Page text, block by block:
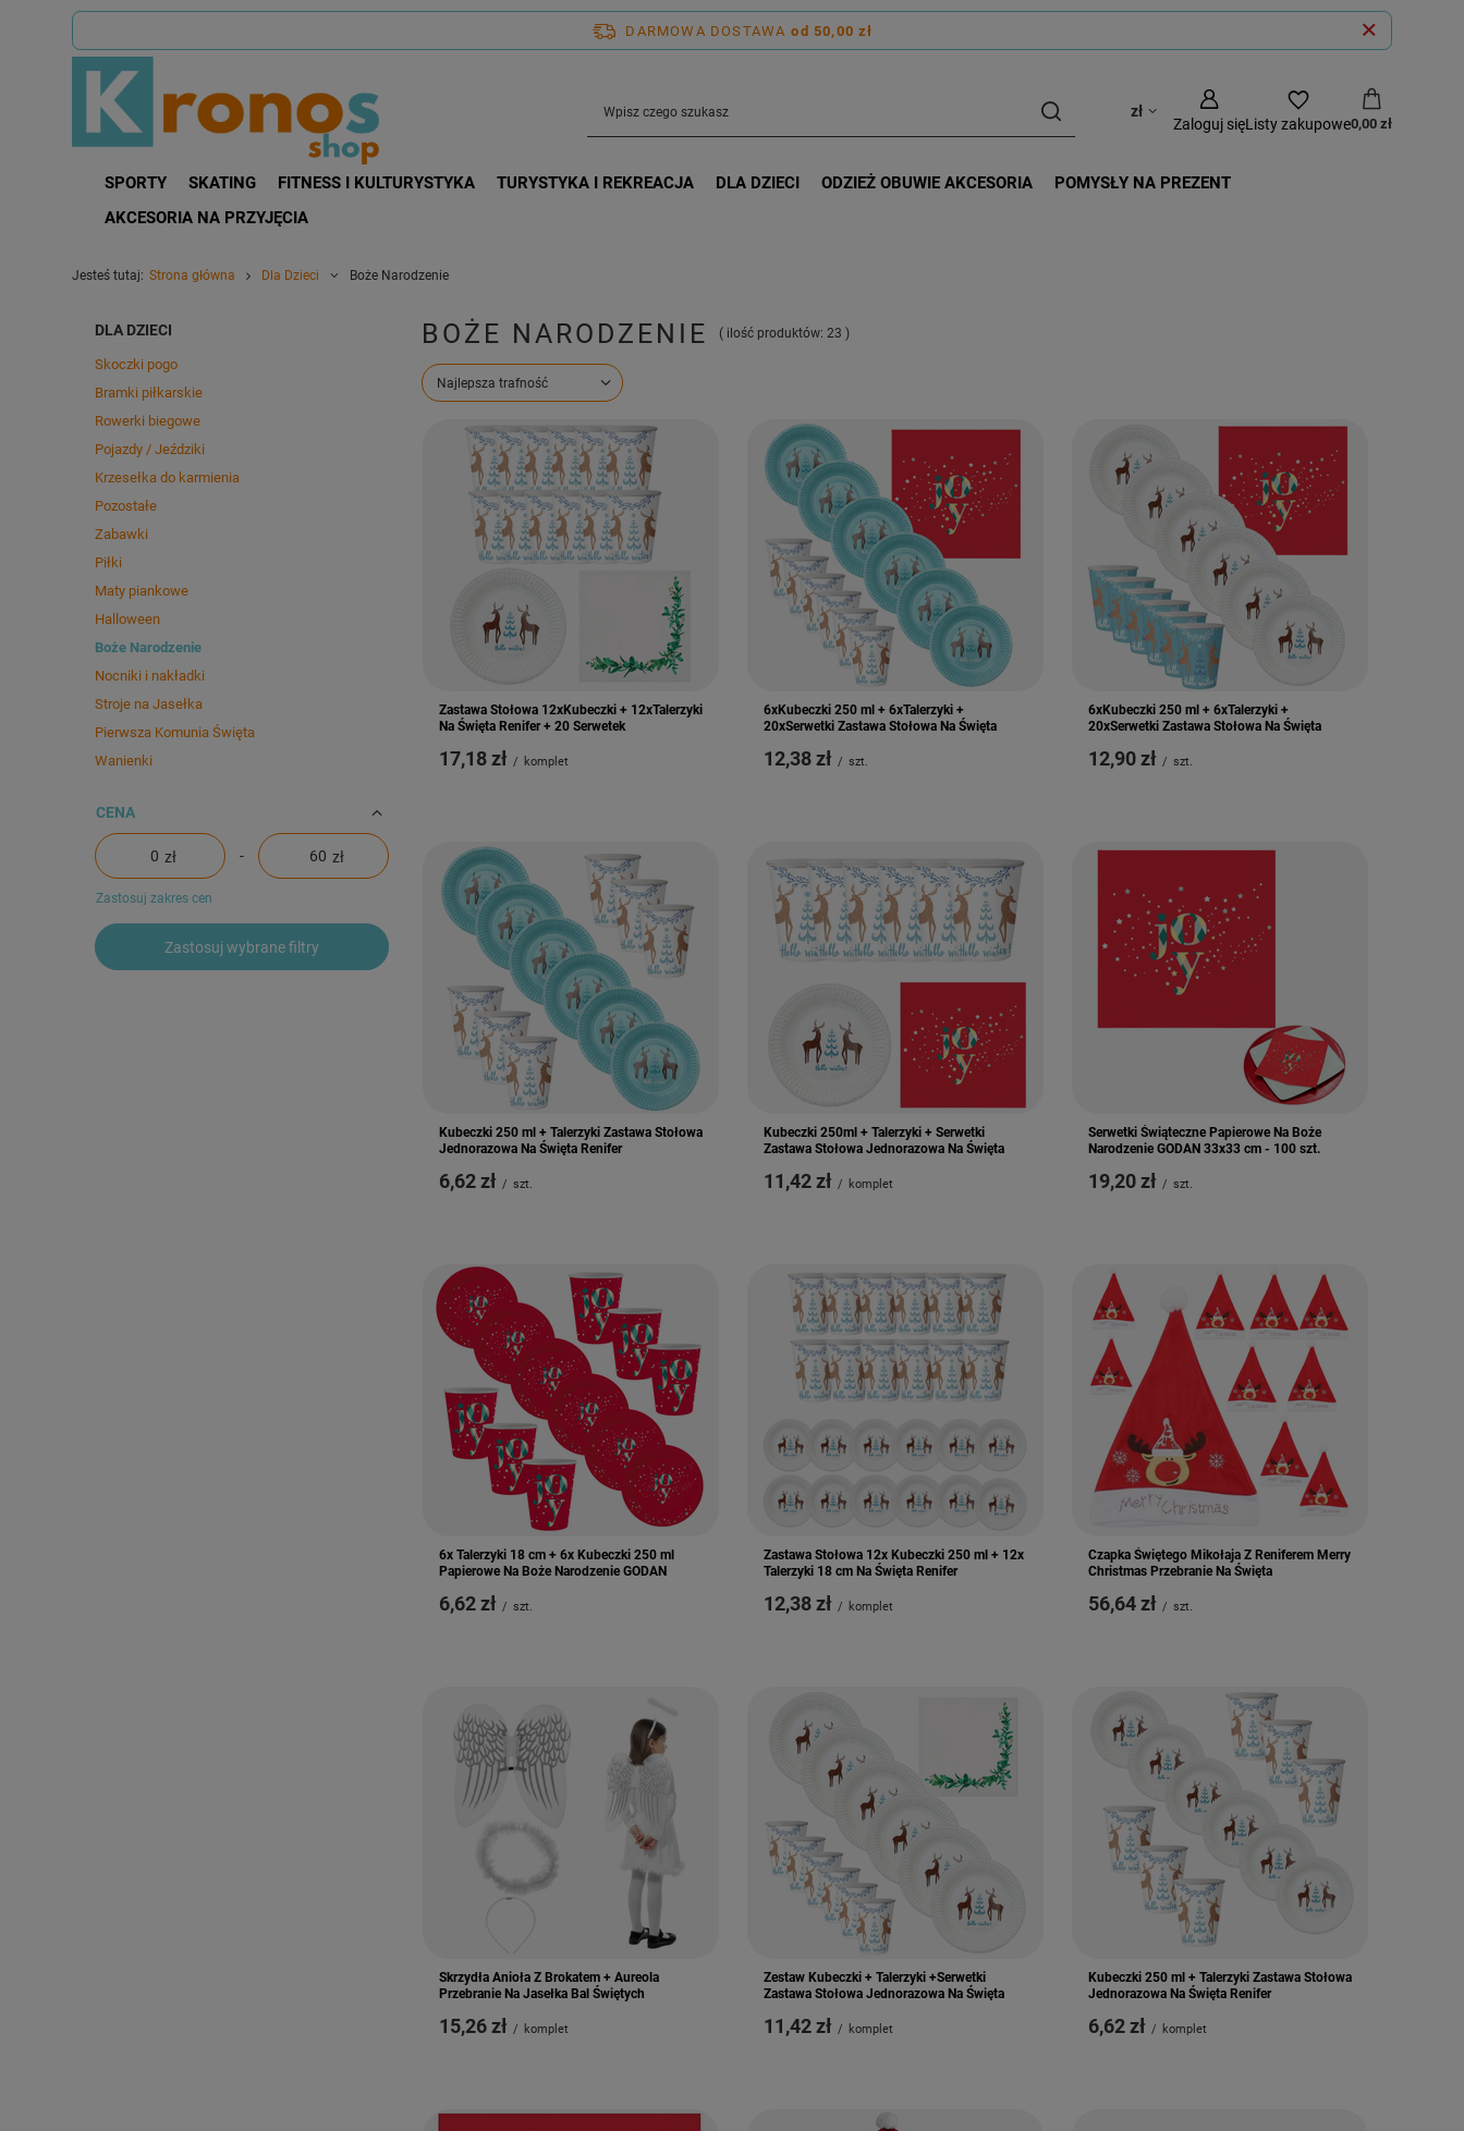
DARMOWA DOSTAWA od 50,00 zł
zł
Zaloguj sięListy zakupowe0,00 zł
SPORTY SKATING FITNESS I KULTURYSTYKA TURYSTYKA I REKREACJA DLA DZIECI ODZIEŻ OBUWIE AKCESORIA
POMYSŁY NA PREZENT
AKCESORIA NA PRZYJĘCIA
Jesteś tutaj: Strona główna Dla Dzieci Boże Narodzenie
DLA DZIECI
Skoczki pogo
Bramki piłkarskie
Rowerki biegowe
Pojazdy / Jeździki
Krzesełka do karmienia
Pozostałe
Zabawki
Piłki
Maty piankowe
Halloween
Boże Narodzenie
Nocniki i nakładki
Stroje na Jasełka
Pierwsza Komunia Święta
Wanienki
CENA
zł - zł
Zastosuj zakres cen
Zastosuj wybrane filtry
BOŻE NARODZENIE ( ilość produktów: 23 )
Zmień sortowanie
Najlepsza trafność
Zastawa Stołowa 12xKubeczki + 12xTalerzyki
Na Święta Renifer + 20 Serwetek
17,18 zł / komplet
6xKubeczki 250 ml + 6xTalerzyki +
20xSerwetki Zastawa Stołowa Na Święta
12,38 zł / szt.
6xKubeczki 250 ml + 6xTalerzyki +
20xSerwetki Zastawa Stołowa Na Święta
12,90 zł / szt.
Kubeczki 250 ml + Talerzyki Zastawa Stołowa
Jednorazowa Na Święta Renifer
6,62 zł / szt.
Kubeczki 250ml + Talerzyki + Serwetki
Zastawa Stołowa Jednorazowa Na Święta
11,42 zł / komplet
Serwetki Świąteczne Papierowe Na Boże
Narodzenie GODAN 33x33 cm - 100 szt.
19,20 zł / szt.
6x Talerzyki 18 cm + 6x Kubeczki 250 ml
Papierowe Na Boże Narodzenie GODAN
6,62 zł / szt.
Zastawa Stołowa 12x Kubeczki 250 ml + 12x
Talerzyki 18 cm Na Święta Renifer
12,38 zł / komplet
Czapka Świętego Mikołaja Z Reniferem Merry
Christmas Przebranie Na Święta
56,64 zł / szt.
Skrzydła Anioła Z Brokatem + Aureola
Przebranie Na Jasełka Bal Świętych
15,26 zł / komplet
Zestaw Kubeczki + Talerzyki +Serwetki
Zastawa Stołowa Jednorazowa Na Święta
11,42 zł / komplet
Kubeczki 250 ml + Talerzyki Zastawa Stołowa
Jednorazowa Na Święta Renifer
6,62 zł / komplet